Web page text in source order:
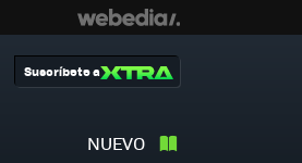
NUEVO
Suscríbete a